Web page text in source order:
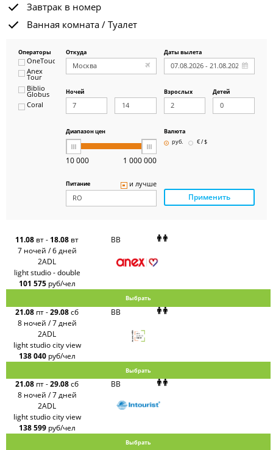
Завтрак в номер
Ванная комната / Туалет
Операторы
OneTouch&Travel
Anex
Tour
Biblio
Globus
Coral
Alean
Sunmar
PlanTravel
FUN&SUN
ex TUI
Крымская
Волна
Russian
Интурист
Travelata
Откуда Даты вылета
Ночей Взрослых Детей
Диапазон цен
10 000 1 000 000
Валюта
руб.
€ / $
Питание и лучше
Применить
11.08 вт- 18.08 вт
7 ночей / 6 дней
BB
2ADL
light studio - double
101 575 руб/чел
Выбрать
21.08 пт-29.08сб
8 ночей / 7 дней
BB
2ADL
light studio city view
138 040 руб/чел
Выбрать
21.08 пт-29.08сб
8 ночей / 7 дней
BB
2ADL
light studio city view
138 599 руб/чел
Выбрать